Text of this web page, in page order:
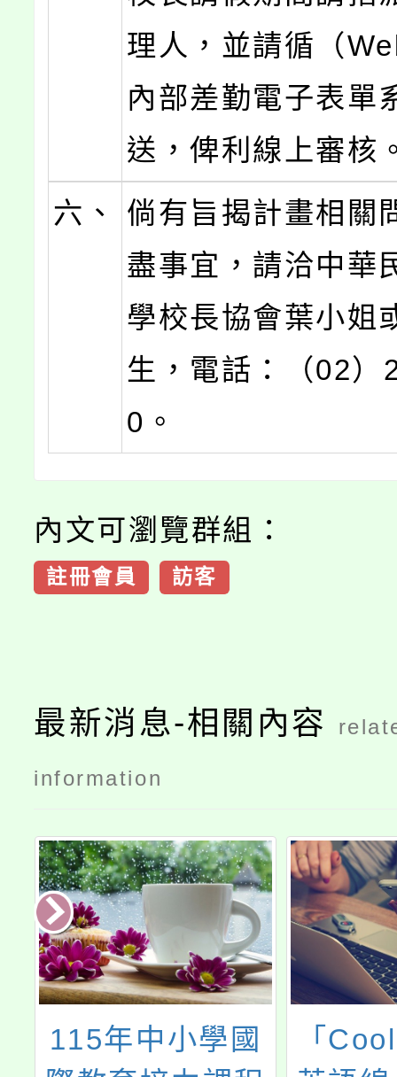
理人，並請循（
內部差勤電子表單
送，俾利線上審核
六、
倘有旨揭計畫相關
盡事宜，請洽中華
學校長協會葉小姐
生，電話：（02
0。
內文可瀏覽群組：
註冊會員 訪客
最新消息-相關內容
information
115年中小學國
「